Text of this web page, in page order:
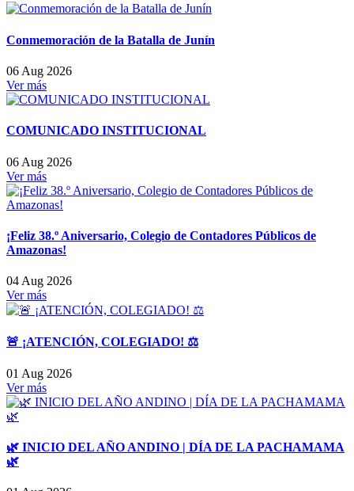
Conmemoración de la Batalla de Junín
06 Aug 2026
Ver más
COMUNICADO INSTITUCIONAL
06 Aug 2026
Ver más
¡Feliz 38.º Aniversario, Colegio de Contadores Públicos de
Amazonas!
04 Aug 2026
Ver más
🚨 ¡ATENCIÓN, COLEGIADO! ⚖️
01 Aug 2026
Ver más
🌿 INICIO DEL AÑO ANDINO | DÍA DE LA PACHAMAMA
🌿